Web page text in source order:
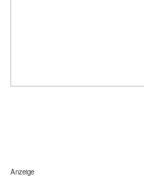
Anzeige